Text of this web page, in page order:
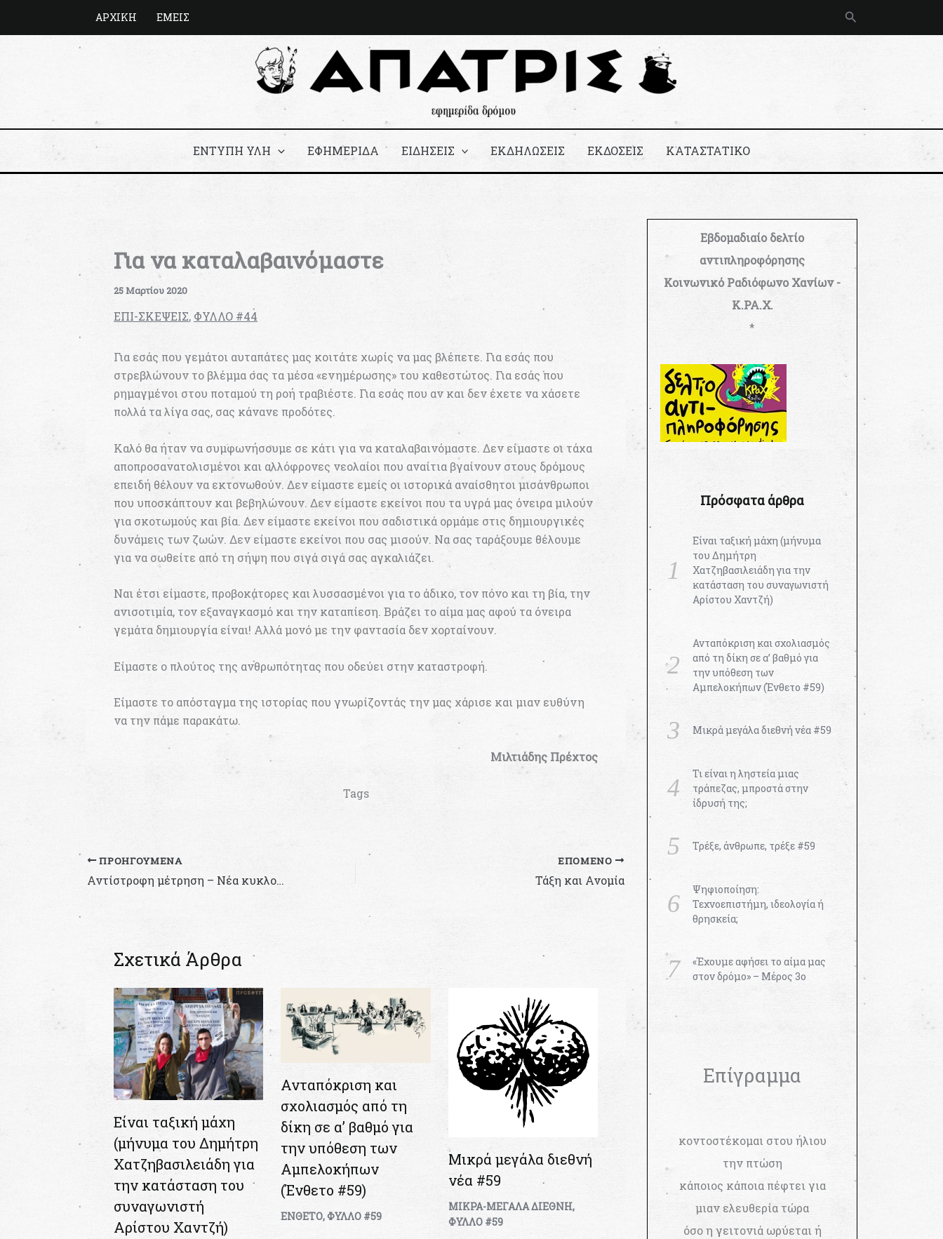
ΑΡΧΙΚΗ ΕΜΕΙΣ Αναζήτηση
ΕΝΤΥΠΗ ΥΛΗ ΕΦΗΜΕΡΙΔΑ ΕΙΔΗΣΕΙΣ ΕΚΔΗΛΩΣΕΙΣ ΕΚΔΟΣΕΙΣ ΚΑΤΑΣΤΑΤΙΚΟ
Για να καταλαβαινόμαστε
25 Μαρτίου 2020
ΕΠΙ-ΣΚΕΨΕΙΣ, ΦΥΛΛΟ #44
Για εσάς που γεμάτοι αυταπάτες μας κοιτάτε χωρίς να μας βλέπετε. Για εσάς που
στρεβλώνουν το βλέμμα σας τα μέσα «ενημέρωσης» του καθεστώτος. Για εσάς που
ρημαγμένοι στου ποταμού τη ροή τραβιέστε. Για εσάς που αν και δεν έχετε να χάσετε
πολλά τα λίγα σας, σας κάνανε προδότες.
Καλό θα ήταν να συμφωνήσουμε σε κάτι για να καταλαβαινόμαστε. Δεν είμαστε οι τάχα
αποπροσανατολισμένοι και αλλόφρονες νεολαίοι που αναίτια βγαίνουν στους δρόμους
επειδή θέλουν να εκτονωθούν. Δεν είμαστε εμείς οι ιστορικά αναίσθητοι μισάνθρωποι
που υποσκάπτουν και βεβηλώνουν. Δεν είμαστε εκείνοι που τα υγρά μας όνειρα μιλούν
για σκοτωμούς και βία. Δεν είμαστε εκείνοι που σαδιστικά ορμάμε στις δημιουργικές
δυνάμεις των ζωών. Δεν είμαστε εκείνοι που σας μισούν. Να σας ταράξουμε θέλουμε
για να σωθείτε από τη σήψη που σιγά σιγά σας αγκαλιάζει.
Ναι έτσι είμαστε, προβοκάτορες και λυσσασμένοι για το άδικο, τον πόνο και τη βία, την
ανισοτιμία, τον εξαναγκασμό και την καταπίεση. Βράζει το αίμα μας αφού τα όνειρα
γεμάτα δημιουργία είναι! Αλλά μονό με την φαντασία δεν χορταίνουν.
Είμαστε ο πλούτος της ανθρωπότητας που οδεύει στην καταστροφή.
Είμαστε το απόσταγμα της ιστορίας που γνωρίζοντάς την μας χάρισε και μιαν ευθύνη
να την πάμε παρακάτω.
Μιλτιάδης Πρέχτος
Tags
ΠΡΟΗΓΟΎΜΕΝΑ
Αντίστροφη μέτρηση – Νέα κυκλοφορία
ΕΠΌΜΕΝΟ
Τάξη και Ανομία
Σχετικά Άρθρα
Είναι ταξική μάχη
(μήνυμα του Δημήτρη
Χατζηβασιλειάδη για
την κατάσταση του
συναγωνιστή
Αρίστου Χαντζή)
Ανταπόκριση και
σχολιασμός από τη
δίκη σε α’ βαθμό για
την υπόθεση των
Αμπελοκήπων
(Ένθετο #59)
ΕΝΘΕΤΟ,ΦΥΛΛΟ #59
Μικρά μεγάλα διεθνή
νέα #59
ΜΙΚΡΑ-ΜΕΓΑΛΑ ΔΙΕΘΝΗ,
ΦΥΛΛΟ #59
Εβδομαδιαίο δελτίο
αντιπληροφόρησης
Κοινωνικό Ραδιόφωνο Χανίων -
Κ.ΡΑ.Χ.
*
Πρόσφατα άρθρα
Είναι ταξική μάχη (μήνυμα
του Δημήτρη
Χατζηβασιλειάδη για την
κατάσταση του συναγωνιστή
Αρίστου Χαντζή)
Ανταπόκριση και σχολιασμός
από τη δίκη σε α’ βαθμό για
την υπόθεση των
Αμπελοκήπων (Ένθετο #59)
Μικρά μεγάλα διεθνή νέα #59
Τι είναι η ληστεία μιας
τράπεζας, μπροστά στην
ίδρυσή της;
Τρέξε, άνθρωπε, τρέξε #59
Ψηφιοποίηση:
Τεχνοεπιστήμη, ιδεολογία ή
θρησκεία;
«Έχουμε αφήσει το αίμα μας
στον δρόμο» – Μέρος 3ο
Επίγραμμα
κοντοστέκομαι στου ήλιου
την πτώση
κάποιος κάποια πέφτει για
μιαν ελευθερία τώρα
όσο η γειτονιά ωρύεται ή